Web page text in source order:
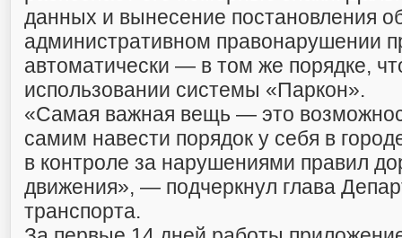
данных и вынесение постановления
административном правонарушении
автоматически — в том же порядке,
использовании системы «Паркон».
«Самая важная вещь — это
самим навести порядок у себя в
в контроле за нарушениями правил
движения», — подчеркнул глава
транспорта.